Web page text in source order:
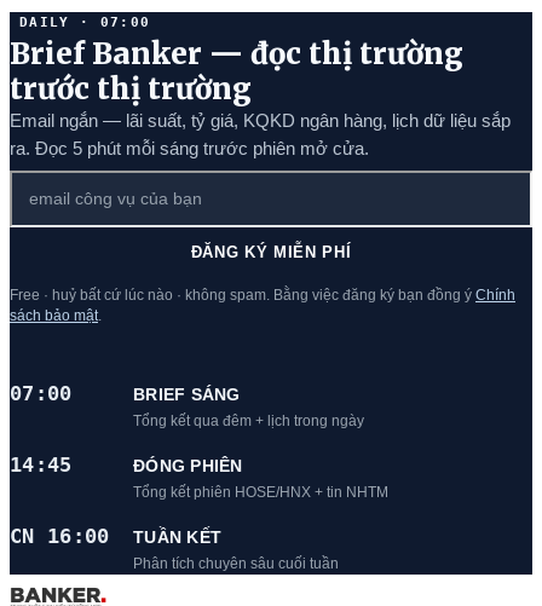
DAILY · 07:00
Brief Banker — đọc thị trường
trước thị trường
Email ngắn — lãi suất, tỷ giá, KQKD ngân hàng, lịch dữ liệu sắp
ra. Đọc 5 phút mỗi sáng trước phiên mở cửa.
ĐĂNG KÝ MIỄN PHÍ
Free · huỷ bất cứ lúc nào · không spam. Bằng việc đăng ký bạn đồng ý Chính
sách bảo mật
07:00 BRIEF SÁNG
Tổng kết qua đêm + lịch trong ngày
14:45 ĐÓNG PHIÊN
Tổng kết phiên HOSE/HNX + tin NHTM
CN 16:00 TUẦN KẾT
Phân tích chuyên sâu cuối tuần